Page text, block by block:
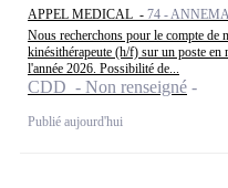
APPEL MEDICAL - 74 -
Nous recherchons pour le compte de
kinésithérapeute (h/f) sur un poste
l'année 2026. Possibilité de...
CDD - Non renseigné
Publié aujourd'hui